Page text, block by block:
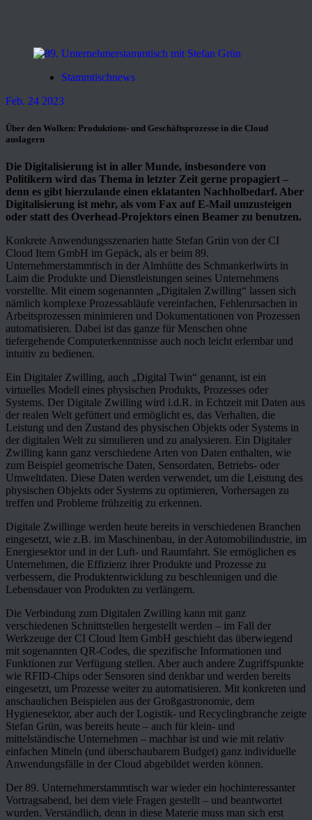
Stammtischnews
Feb. 24 2023
Über den Wolken: Produktions- und Geschäftsprozesse in die Cloud
auslagern
Die Digitalisierung ist in aller Munde, insbesondere von
Politikern wird das Thema in letzter Zeit gerne propagiert –
denn es gibt hierzulande einen eklatanten Nachholbedarf. Aber
Digitalisierung ist mehr, als vom Fax auf E-Mail umzusteigen
oder statt des Overhead-Projektors einen Beamer zu benutzen.
Konkrete Anwendungsszenarien hatte Stefan Grün von der CI
Cloud Item GmbH im Gepäck, als er beim 89.
Unternehmerstammtisch in der Almhütte des Schmankerlwirts in
Laim die Produkte und Dienstleistungen seines Unternehmens
vorstellte. Mit einem sogenannten „Digitalen Zwilling“ lassen sich
nämlich komplexe Prozessabläufe vereinfachen, Fehlerursachen in
Arbeitsprozessen minimieren und Dokumentationen von Prozessen
automatisieren. Dabei ist das ganze für Menschen ohne
tiefergehende Computerkenntnisse auch noch leicht erlernbar und
intuitiv zu bedienen.
Ein Digitaler Zwilling, auch „Digital Twin“ genannt, ist ein
virtuelles Modell eines physischen Produkts, Prozesses oder
Systems. Der Digitale Zwilling wird i.d.R. in Echtzeit mit Daten aus
der realen Welt gefüttert und ermöglicht es, das Verhalten, die
Leistung und den Zustand des physischen Objekts oder Systems in
der digitalen Welt zu simulieren und zu analysieren. Ein Digitaler
Zwilling kann ganz verschiedene Arten von Daten enthalten, wie
zum Beispiel geometrische Daten, Sensordaten, Betriebs- oder
Umweltdaten. Diese Daten werden verwendet, um die Leistung des
physischen Objekts oder Systems zu optimieren, Vorhersagen zu
treffen und Probleme frühzeitig zu erkennen.
Digitale Zwillinge werden heute bereits in verschiedenen Branchen
eingesetzt, wie z.B. im Maschinenbau, in der Automobilindustrie, im
Energiesektor und in der Luft- und Raumfahrt. Sie ermöglichen es
Unternehmen, die Effizienz ihrer Produkte und Prozesse zu
verbessern, die Produktentwicklung zu beschleunigen und die
Lebensdauer von Produkten zu verlängern.
Die Verbindung zum Digitalen Zwilling kann mit ganz
verschiedenen Schnittstellen hergestellt werden – im Fall der
Werkzeuge der CI Cloud Item GmbH geschieht das überwiegend
mit sogenannten QR-Codes, die spezifische Informationen und
Funktionen zur Verfügung stellen. Aber auch andere Zugriffspunkte
wie RFID-Chips oder Sensoren sind denkbar und werden bereits
eingesetzt, um Prozesse weiter zu automatisieren. Mit konkreten und
anschaulichen Beispielen aus der Großgastronomie, dem
Hygienesektor, aber auch der Logistik- und Recyclingbranche zeigte
Stefan Grün, was bereits heute – auch für klein- und
mittelständische Unternehmen – machbar ist und wie mit relativ
einfachen Mitteln (und überschaubarem Budget) ganz individuelle
Anwendungsfälle in der Cloud abgebildet werden können.
Der 89. Unternehmerstammtisch war wieder ein hochinteressanter
Vortragsabend, bei dem viele Fragen gestellt – und beantwortet
wurden. Verständlich, denn in diese Materie muss man sich erst